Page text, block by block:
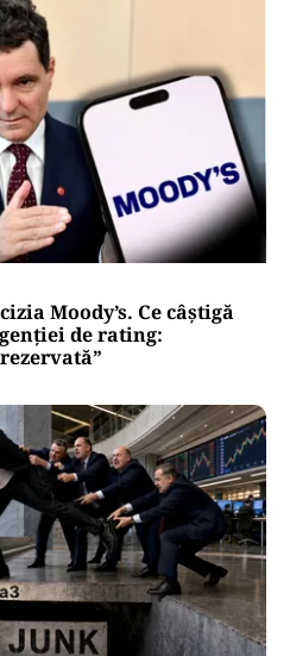
Moody’s. Ce câștigă
de rating: